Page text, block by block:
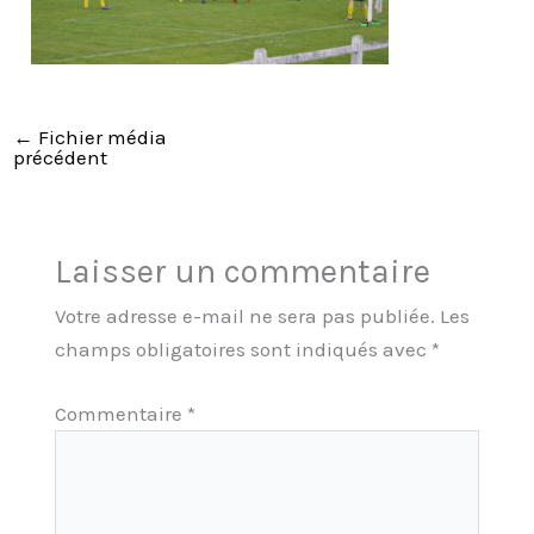
← Fichier média
précédent
Laisser un commentaire
Votre adresse e-mail ne sera pas publiée. Les
champs obligatoires sont indiqués avec *
Commentaire *